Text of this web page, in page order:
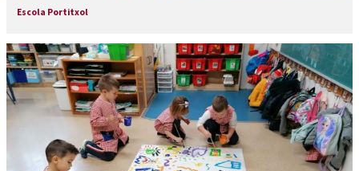
Escola Portitxol